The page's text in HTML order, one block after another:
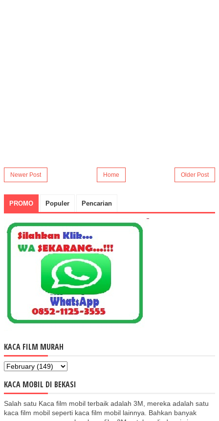
Newer Post Older Post
Home
PROMO Populer Pencarian
KACA FILM MURAH
KACA MOBIL DI BEKASI
Salah satu Kaca film mobil terbaik adalah 3M, mereka adalah satu
kaca film mobil seperti kaca film mobil lainnya. Bahkan banyak